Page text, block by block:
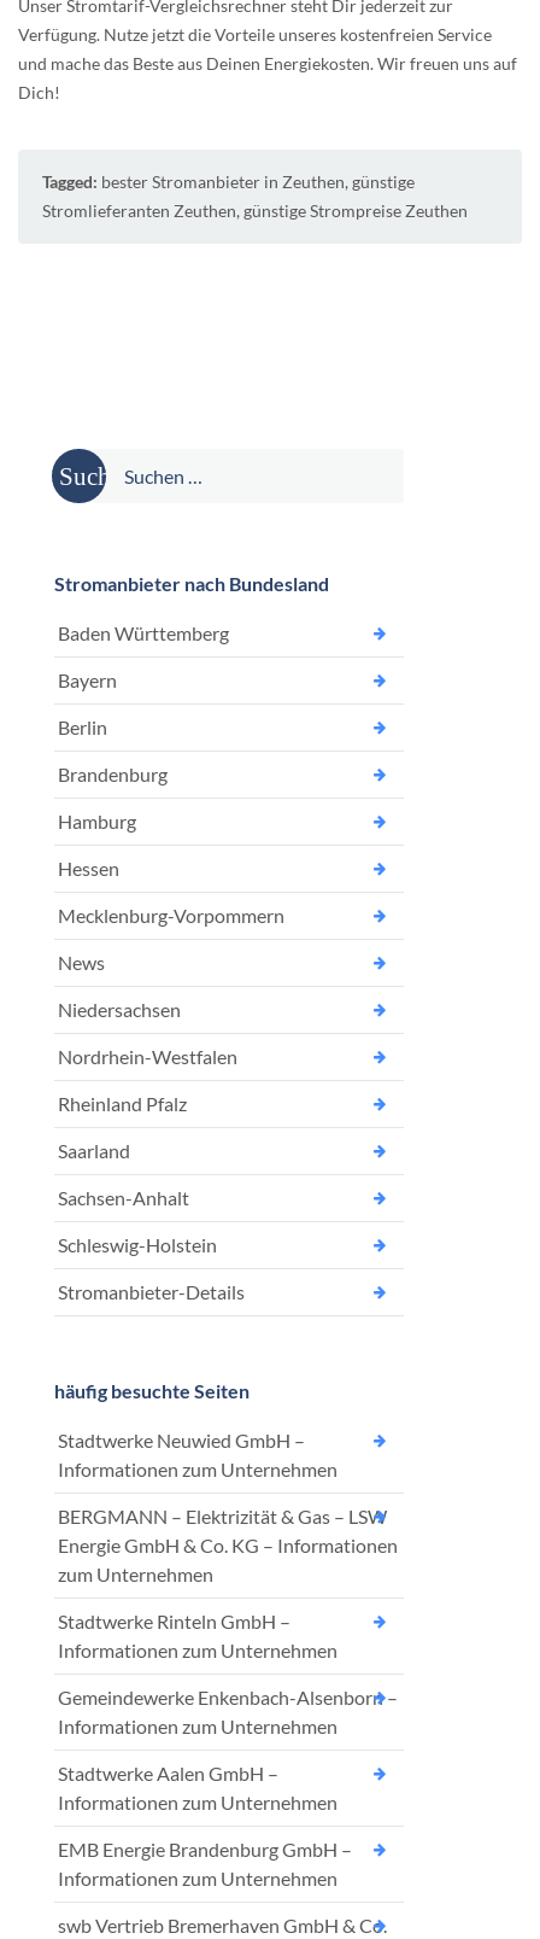
Unser Stromtarif-Vergleichsrechner steht Dir jederzeit zur
Verfügung. Nutze jetzt die Vorteile unseres kostenfreien Service
und mache das Beste aus Deinen Energiekosten. Wir freuen uns auf
Dich!
Tagged: bester Stromanbieter in Zeuthen, günstige
Stromlieferanten Zeuthen, günstige Strompreise Zeuthen
Suche
nach:
Stromanbieter nach Bundesland
Baden Württemberg
Bayern
Berlin
Brandenburg
Hamburg
Hessen
Mecklenburg-Vorpommern
News
Niedersachsen
Nordrhein-Westfalen
Rheinland Pfalz
Saarland
Sachsen-Anhalt
Schleswig-Holstein
Stromanbieter-Details
häufig besuchte Seiten
Stadtwerke Neuwied GmbH –
Informationen zum Unternehmen
BERGMANN – Elektrizität & Gas – LSW
Energie GmbH & Co. KG – Informationen
zum Unternehmen
Stadtwerke Rinteln GmbH –
Informationen zum Unternehmen
Gemeindewerke Enkenbach-Alsenborn –
Informationen zum Unternehmen
Stadtwerke Aalen GmbH –
Informationen zum Unternehmen
EMB Energie Brandenburg GmbH –
Informationen zum Unternehmen
swb Vertrieb Bremerhaven GmbH & Co.